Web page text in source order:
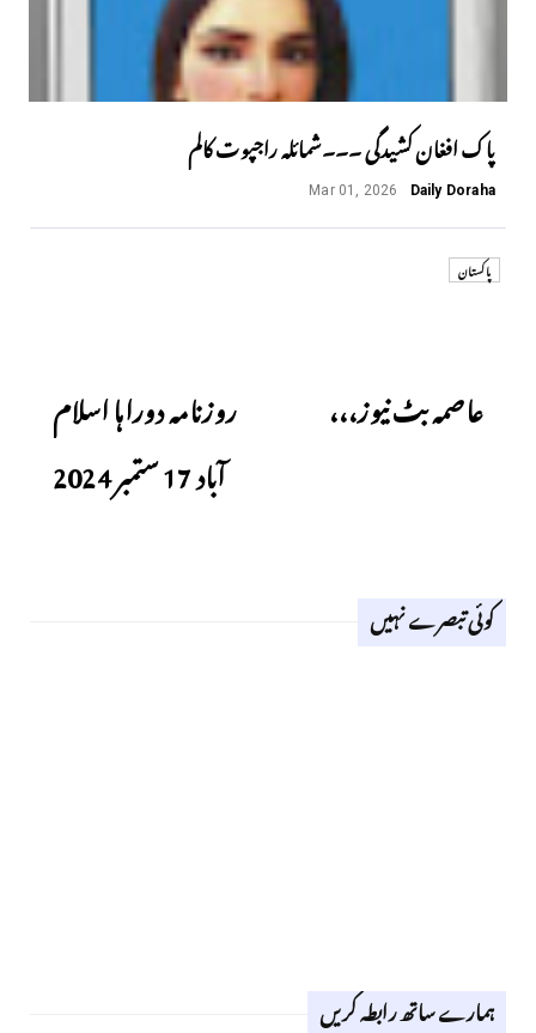
پاک افغان کشیدگی ۔۔۔شمائلہ راجپوت کالم
Daily Doraha
Mar 01, 2026
پاکستان
عاصمہ بٹ نیوز،،،
روزنامہ دوراہا اسلام
آباد 17 ستمبر 2024
کوئی تبصرے نہیں
ہمارے ساتھ رابطہ کریں